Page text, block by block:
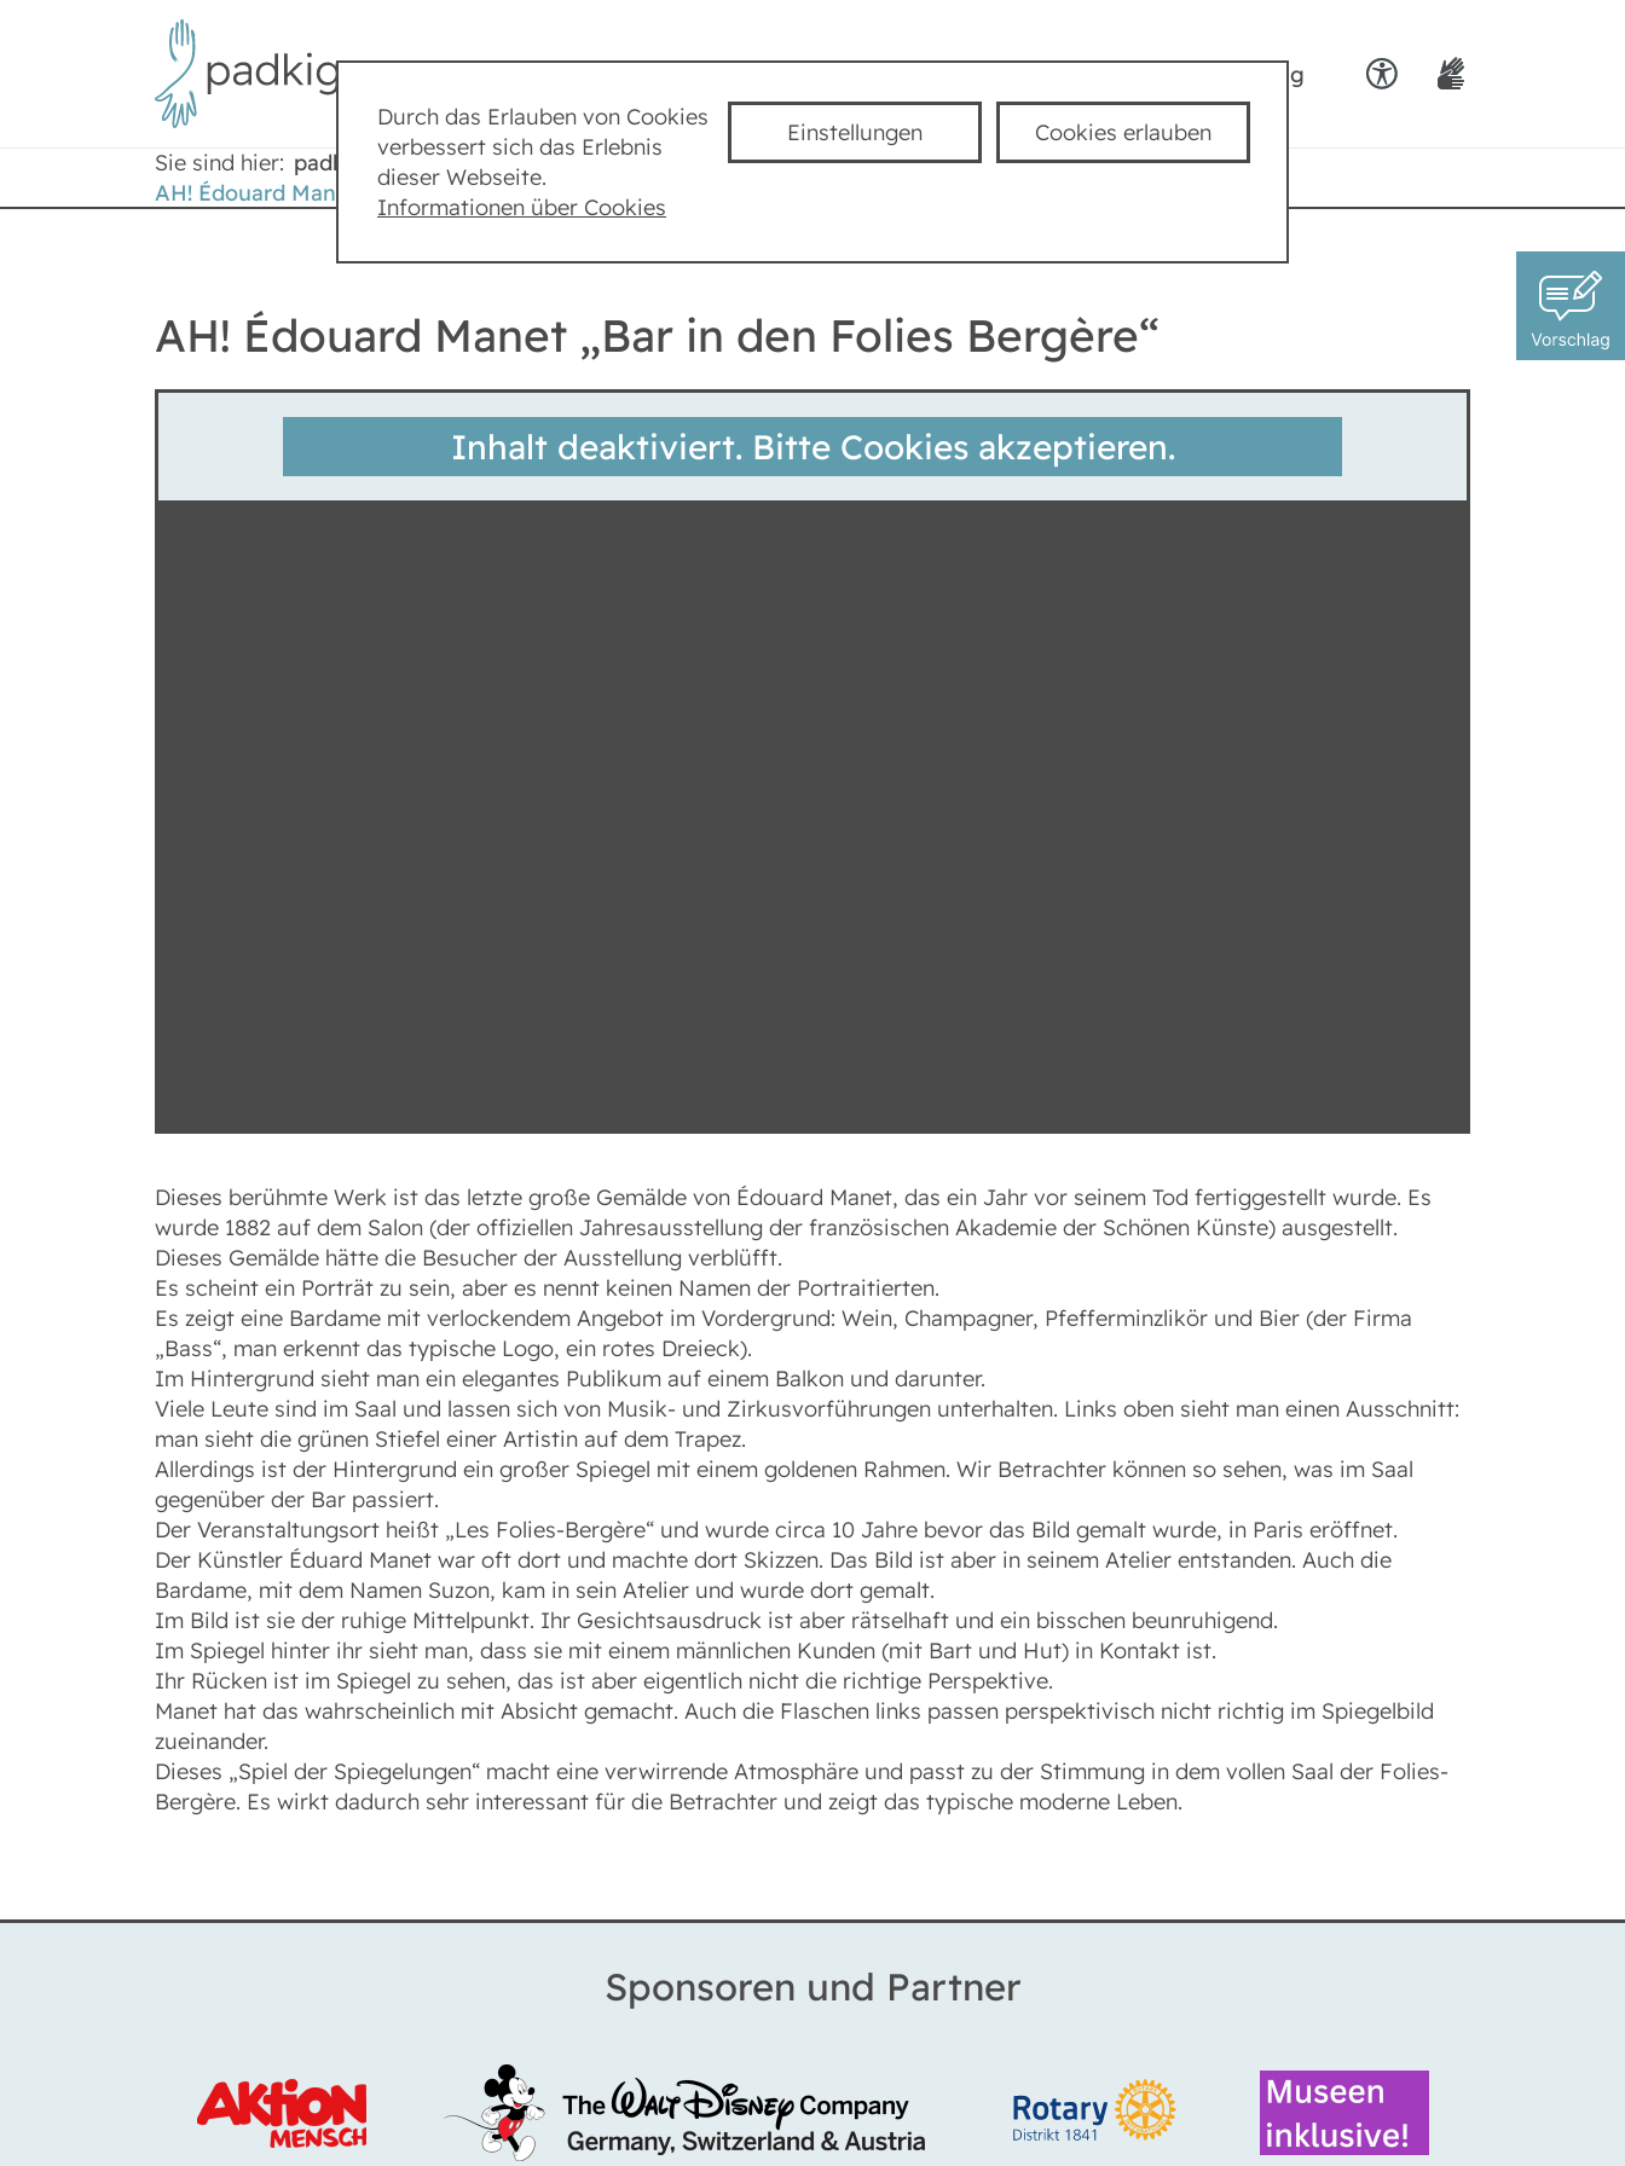
Durch das Erlauben von Cookies
verbessert sich das Erlebnis
dieser Webseite.
Einstellungen
Informationen über Cookies
Cookies erlauben
Textgröße
Dyslexia Schrift
Hoher Kontrast
Team padkig
Sie sind hier: padkig Städte München
Münchner Stadtmuseum
AH! Édouard Manet „Bar in den Folies Bergère“
AH! Édouard Manet „Bar in den Folies Bergère“
Inhalt deaktiviert. Bitte Cookies akzeptieren.
Dieses berühmte Werk ist das letzte große Gemälde von Édouard Manet, das ein Jahr vor seinem Tod fertiggestellt wurde. Es
wurde 1882 auf dem Salon (der offiziellen Jahresausstellung der französischen Akademie der Schönen Künste) ausgestellt.
Dieses Gemälde hätte die Besucher der Ausstellung verblüfft.
Es scheint ein Porträt zu sein, aber es nennt keinen Namen der Portraitierten.
Es zeigt eine Bardame mit verlockendem Angebot im Vordergrund: Wein, Champagner, Pfefferminzlikör und Bier (der Firma
„Bass“, man erkennt das typische Logo, ein rotes Dreieck).
Im Hintergrund sieht man ein elegantes Publikum auf einem Balkon und darunter.
Viele Leute sind im Saal und lassen sich von Musik- und Zirkusvorführungen unterhalten. Links oben sieht man einen Ausschnitt:
man sieht die grünen Stiefel einer Artistin auf dem Trapez.
Allerdings ist der Hintergrund ein großer Spiegel mit einem goldenen Rahmen. Wir Betrachter können so sehen, was im Saal
gegenüber der Bar passiert.
Der Veranstaltungsort heißt „Les Folies-Bergère“ und wurde circa 10 Jahre bevor das Bild gemalt wurde, in Paris eröffnet.
Der Künstler Éduard Manet war oft dort und machte dort Skizzen. Das Bild ist aber in seinem Atelier entstanden. Auch die
Bardame, mit dem Namen Suzon, kam in sein Atelier und wurde dort gemalt.
Im Bild ist sie der ruhige Mittelpunkt. Ihr Gesichtsausdruck ist aber rätselhaft und ein bisschen beunruhigend.
Im Spiegel hinter ihr sieht man, dass sie mit einem männlichen Kunden (mit Bart und Hut) in Kontakt ist.
Ihr Rücken ist im Spiegel zu sehen, das ist aber eigentlich nicht die richtige Perspektive.
Manet hat das wahrscheinlich mit Absicht gemacht. Auch die Flaschen links passen perspektivisch nicht richtig im Spiegelbild
zueinander.
Dieses „Spiel der Spiegelungen“ macht eine verwirrende Atmosphäre und passt zu der Stimmung in dem vollen Saal der Folies-
Bergère. Es wirkt dadurch sehr interessant für die Betrachter und zeigt das typische moderne Leben.
Sponsoren und Partner